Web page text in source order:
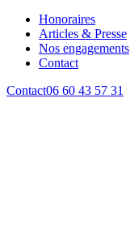
Honoraires
Articles & Presse
Nos engagements
Contact
Contact06 60 43 57 31